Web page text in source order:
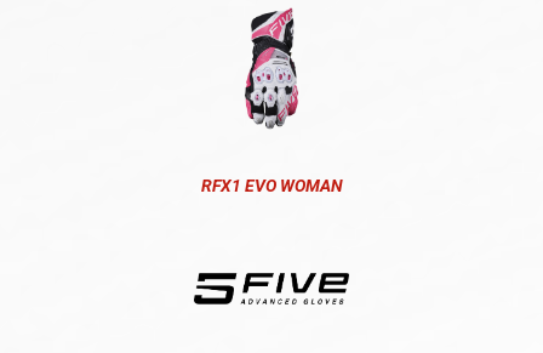
RFX1 EVO WOMAN